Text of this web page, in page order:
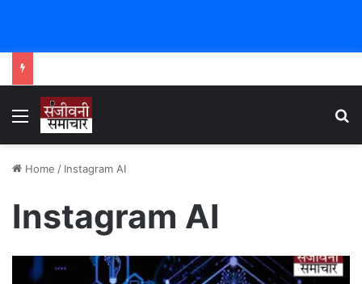
Menu
Home / Instagram AI
Instagram AI